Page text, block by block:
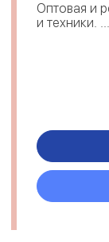
Оптовая и
и техники. ...